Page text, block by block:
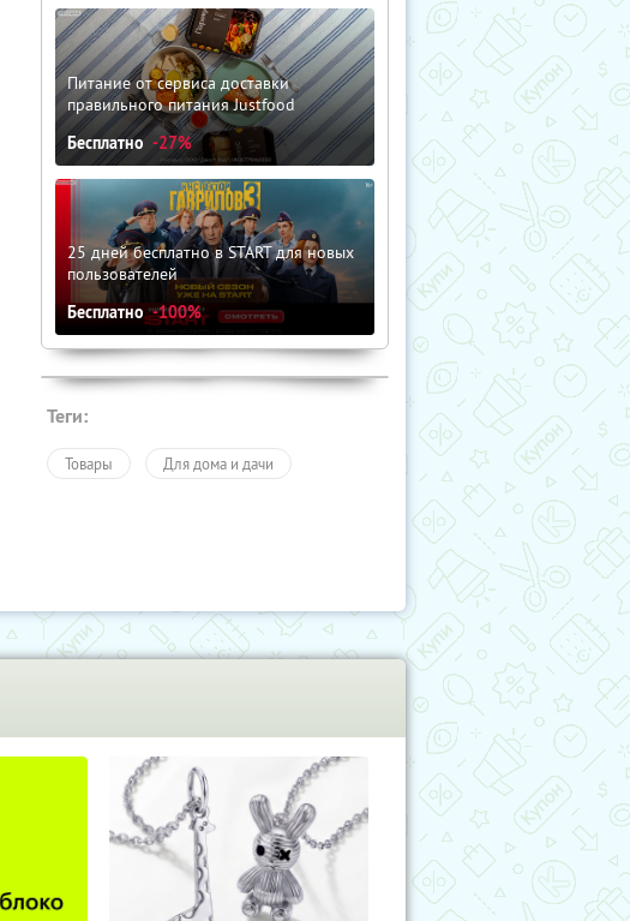
Питание от сервиса доставки
правильного питания Justfood
Бесплатно -27%
25 дней бесплатно в START для новых
пользователей
Бесплатно -100%
Теги:
Товары Для дома и дачи